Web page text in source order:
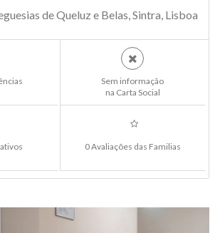
de Queluz e Belas, Sintra, Lisboa
Sem informação
na Carta Social
0 Avaliações das Familias